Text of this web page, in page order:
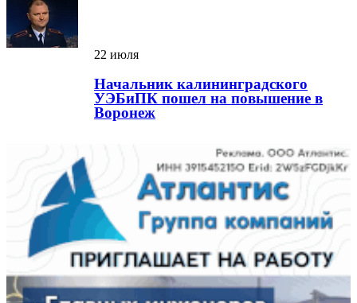
22 июля
Начальник калининградского
УЭБиПК пошел на повышение в
Воронеж